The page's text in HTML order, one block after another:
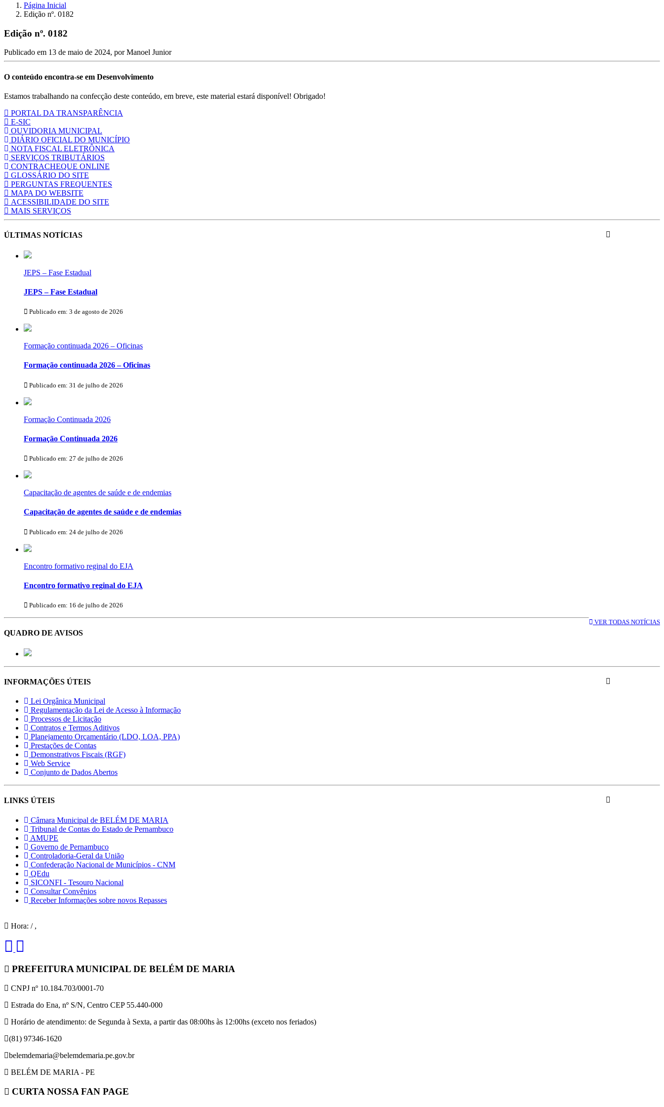
Página Inicial
Edição nº. 0182
Edição nº. 0182
Publicado em 13 de maio de 2024, porManoel Junior
O conteúdo encontra-se em Desenvolvimento
Estamos trabalhando na confecção deste conteúdo, em breve, este material estará disponível! Obrigado!
PORTAL DA TRANSPARÊNCIA
E-SIC
OUVIDORIA MUNICIPAL
DIÁRIO OFICIAL DO MUNICÍPIO
NOTA FISCAL ELETRÔNICA
SERVIÇOS TRIBUTÁRIOS
CONTRACHEQUE ONLINE
GLOSSÁRIO DO SITE
PERGUNTAS FREQUENTES
MAPA DO WEBSITE
ACESSIBILIDADE DO SITE
MAIS SERVIÇOS
ÚLTIMAS NOTÍCIAS
JEPS – Fase Estadual
JEPS – Fase Estadual
Publicado em: 3 de agosto de 2026
Formação continuada 2026 – Oficinas
Formação continuada 2026 – Oficinas
Publicado em: 31 de julho de 2026
Formação Continuada 2026
Formação Continuada 2026
Publicado em: 27 de julho de 2026
Capacitação de agentes de saúde e de endemias
Capacitação de agentes de saúde e de endemias
Publicado em: 24 de julho de 2026
Encontro formativo reginal do EJA
Encontro formativo reginal do EJA
Publicado em: 16 de julho de 2026
VER TODAS NOTÍCIAS
QUADRO DE AVISOS
INFORMAÇÕES ÚTEIS
Lei Orgânica Municipal
Regulamentação da Lei de Acesso à Informação
Processos de Licitação
Contratos e Termos Aditivos
Planejamento Orçamentário (LDO, LOA, PPA)
Prestações de Contas
Demonstrativos Fiscais (RGF)
Web Service
Conjunto de Dados Abertos
LINKS ÚTEIS
Câmara Municipal de BELÉM DE MARIA
Tribunal de Contas do Estado de Pernambuco
AMUPE
Governo de Pernambuco
Controladoria-Geral da União
Confederação Nacional de Municípios - CNM
QEdu
SICONFI - Tesouro Nacional
Consultar Convênios
Receber Informações sobre novos Repasses
Hora: / ,
PREFEITURA MUNICIPAL DE BELÉM DE MARIA
CNPJ nº 10.184.703/0001-70
Estrada do Ena, nº S/N, Centro CEP 55.440-000
Horário de atendimento: de Segunda à Sexta, a partir das 08:00hs às 12:00hs (exceto nos feriados)
(81) 97346-1620
belemdemaria@belemdemaria.pe.gov.br
BELÉM DE MARIA - PE
CURTA NOSSA FAN PAGE